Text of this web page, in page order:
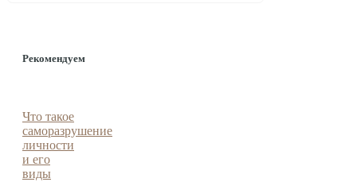
Рекомендуем
Что такое
саморазрушение
личности
и его
виды